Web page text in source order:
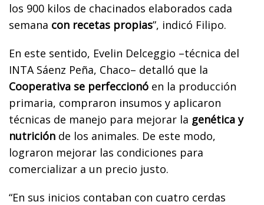
los 900 kilos de chacinados elaborados cada
semana con recetas propias”, indicó Filipo.
En este sentido, Evelin Delceggio –técnica del
INTA Sáenz Peña, Chaco– detalló que la
Cooperativa se perfeccionó en la producción
primaria, compraron insumos y aplicaron
técnicas de manejo para mejorar la genética y
nutrición de los animales. De este modo,
lograron mejorar las condiciones para
comercializar a un precio justo.
“En sus inicios contaban con cuatro cerdas